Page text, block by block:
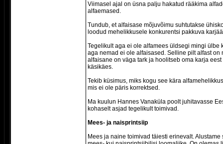
Viimasel ajal on üsna palju hakatud rääkima
alfaemased.
Tundub, et alfaisase mõjuvõimu suhtutakse
loodud mehelikkusele konkurentsi pakkuva
Tegelikult aga ei ole alfamees üldsegi mingi
aga nemad ei ole alfaisased. Selline pilt alfast
alfaisane on väga tark ja hoolitseb oma karja
käsikäes.
Tekib küsimus, miks kogu see kära
mis ei ole päris korrektsed.
Ma kuulun Hannes Vanaküla poolt juhitavasse
kohaselt asjad tegelikult toimivad.
Mees- ja naisprintsiip
Mees ja naine toimivad täiesti erinevalt.